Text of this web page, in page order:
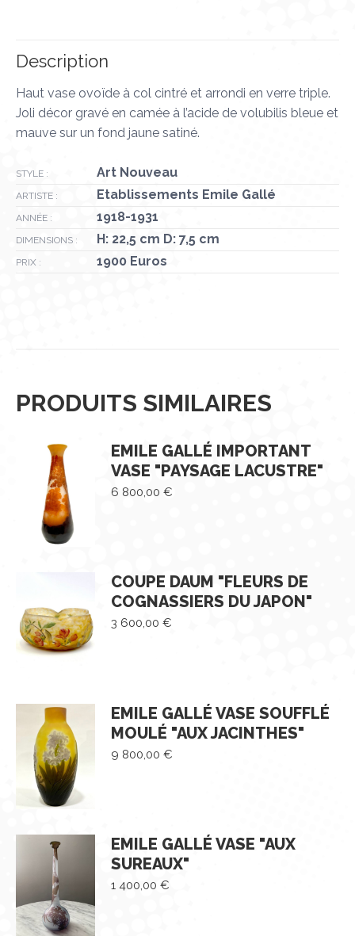
Description
Haut vase ovoïde à col cintré et arrondi en verre triple.
Joli décor gravé en camée à l’acide de volubilis bleue et
mauve sur un fond jaune satiné.
STYLE : Art Nouveau
ARTISTE : Etablissements Emile Gallé
ANNÉE : 1918-1931
DIMENSIONS : H: 22,5 cm D: 7,5 cm
PRIX : 1900 Euros
PRODUITS SIMILAIRES
EMILE GALLÉ IMPORTANT
VASE "PAYSAGE LACUSTRE"
6 800,00 €
COUPE DAUM "FLEURS DE
COGNASSIERS DU JAPON"
3 600,00 €
EMILE GALLÉ VASE SOUFFLÉ
MOULÉ "AUX JACINTHES"
9 800,00 €
EMILE GALLÉ VASE "AUX
SUREAUX"
1 400,00 €